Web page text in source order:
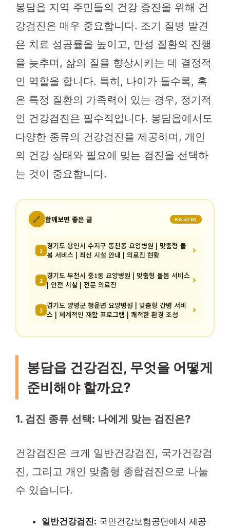
봉담읍 지역 주민들의 건강 증진을 위해 건
강검진은 매우 중요합니다. 조기 질병 발견
은 치료 성공률을 높이고, 만성 질환의 진행
을 늦추며, 삶의 질을 향상시키는 데 결정적
인 역할을 합니다. 특히, 나이가 들수록, 혹
은 특정 질환의 가족력이 있는 경우, 정기적
인 건강검진은 필수적입니다. 봉담읍에서도
다양한 종류의 건강검진을 제공하며, 개인
의 건강 상태와 필요에 맞는 검진을 선택하
는 것이 중요합니다.
🔗 함께보면 좋은 글 RELATED
1 경기도 용인시 수지구 동천동 요양병원 | 맞춤형 돌
봄 서비스 | 최신 시설 안내 | 의료진 현황
2 경기도 부천시 중1동 요양병원 | 맞춤형 돌봄 서비스
| 안전 시설 | 전문 의료진
3 경기도 양평군 청운면 요양병원 | 맞춤형 간병 서비
스 | 체계적인 재활 프로그램 | 쾌적한 환경 조성
봉담읍 건강검진, 무엇을 어떻게
준비해야 할까요?
1. 검진 종류 선택: 나에게 맞는 검진은?
건강검진은 크게 일반건강검진, 국가건강검
진, 그리고 개인 맞춤형 종합검진으로 나눌
수 있습니다.
일반건강검진: 국민건강보험공단에서 제공